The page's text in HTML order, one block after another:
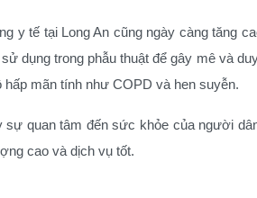
y tế tại Long An cũng ngày càng tăng
dụng trong phẫu thuật để gây mê và
mãn tính như COPD và hen suyễn.
quan tâm đến sức khỏe của người
cao và dịch vụ tốt.